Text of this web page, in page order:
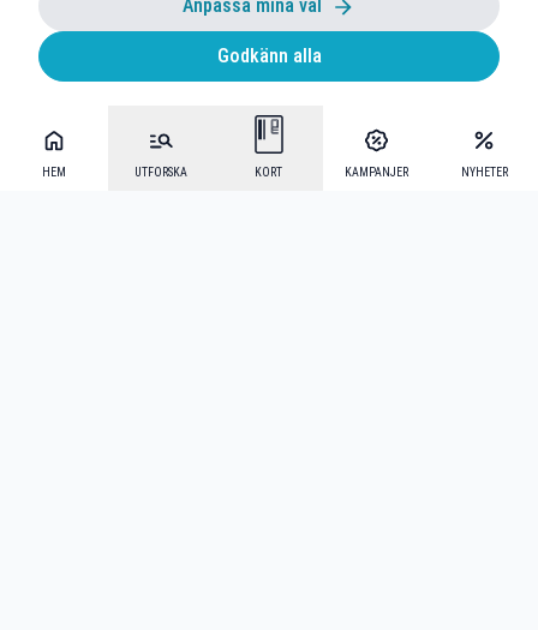
HEM UTFORSKA KORT KAMPANJER NYHETER
Anpassa mina val
Godkänn alla